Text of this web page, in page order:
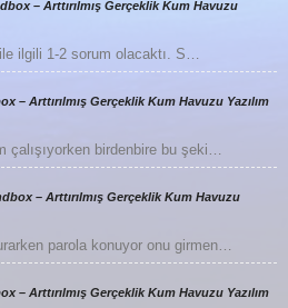
– Arttırılmış Gerçeklik Kum Havuzu
ilgili 1-2 sorum olacaktı. S…
– Arttırılmış Gerçeklik Kum Havuzu Yazılım
çalışıyorken birdenbire bu şeki…
– Arttırılmış Gerçeklik Kum Havuzu
parola konuyor onu girmen…
– Arttırılmış Gerçeklik Kum Havuzu Yazılım